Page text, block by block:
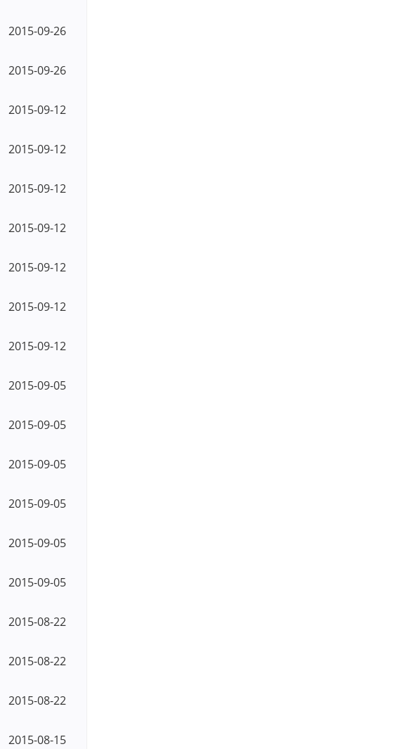
2015-09-26
2015-09-26
2015-09-12
2015-09-12
2015-09-12
2015-09-12
2015-09-12
2015-09-12
2015-09-12
2015-09-05
2015-09-05
2015-09-05
2015-09-05
2015-09-05
2015-09-05
2015-08-22
2015-08-22
2015-08-22
2015-08-15